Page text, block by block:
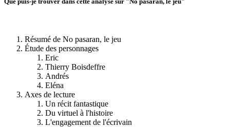
Résumé de No pasaran, le jeu
Étude des personnages
Eric
Thierry Boisdeffre
Andrés
Eléna
Axes de lecture
Un récit fantastique
Du virtuel à l'histoire
L'engagement de l'écrivain